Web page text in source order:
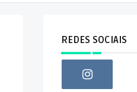
REDES SOCIAIS